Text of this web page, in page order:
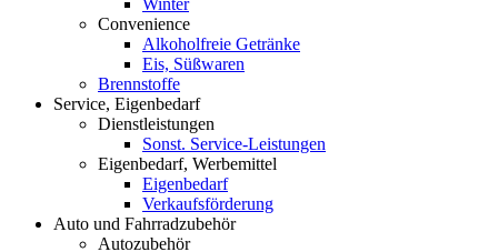
Winter
Convenience
Alkoholfreie Getränke
Eis, Süßwaren
Brennstoffe
Service, Eigenbedarf
Dienstleistungen
Sonst. Service-Leistungen
Eigenbedarf, Werbemittel
Eigenbedarf
Verkaufsförderung
Auto und Fahrradzubehör
Autozubehör